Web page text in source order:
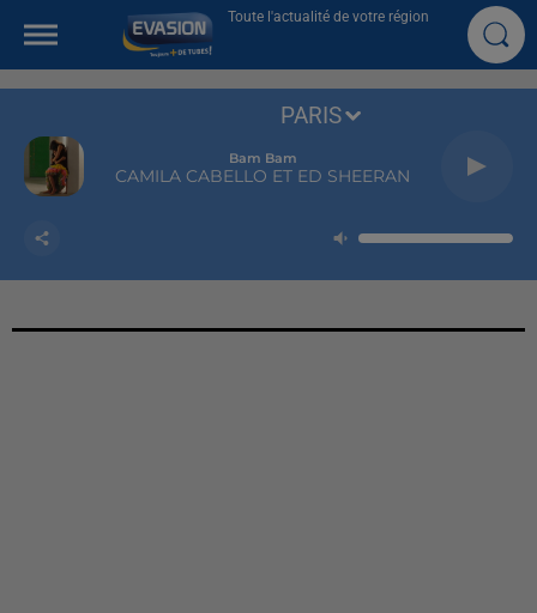
Toute l'actualité de votre région
Bam Bam
CAMILA CABELLO ET ED SHEERAN
PARIS